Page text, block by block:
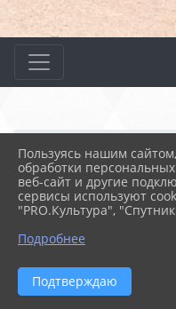
Главная
Летняя занятость
27.05.2026 11:40
ЛЕТНЯЯ
Пользуясь нашим
обработки
веб-сайт и другие
сервисы используют
"PRO.Культура",
Подробнее
Подтверждаю